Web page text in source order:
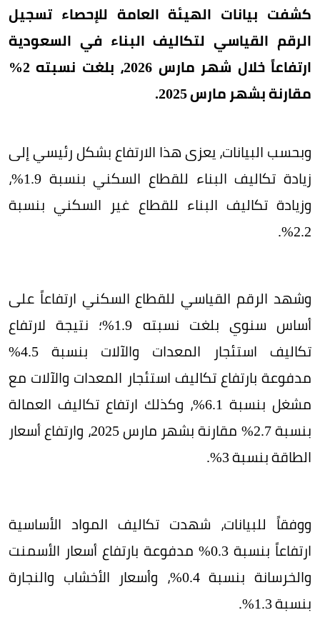
كشفت بيانات الهيئة العامة للإحصاء تسجيل
الرقم القياسي لتكاليف البناء في السعودية
ارتفاعاً خلال شهر مارس 2026، بلغت نسبته 2%
مقارنة بشهر مارس 2025.
وبحسب البيانات، يعزى هذا الارتفاع بشكل رئيسي إلى
زيادة تكاليف البناء للقطاع السكني بنسبة 1.9%،
وزيادة تكاليف البناء للقطاع غير السكني بنسبة
2.2%.
وشهد الرقم القياسي للقطاع السكني ارتفاعاً على
أساس سنوي بلغت نسبته 1.9%؛ نتيجة لارتفاع
تكاليف استئجار المعدات والآلات بنسبة 4.5%
مدفوعة بارتفاع تكاليف استئجار المعدات والآلات مع
مشغل بنسبة 6.1%، وكذلك ارتفاع تكاليف العمالة
بنسبة 2.7% مقارنة بشهر مارس 2025، وارتفاع أسعار
الطاقة بنسبة 3%.
ووفقاً للبيانات، شهدت تكاليف المواد الأساسية
ارتفاعاً بنسبة 0.3% مدفوعة بارتفاع أسعار الأسمنت
والخرسانة بنسبة 0.4%، وأسعار الأخشاب والنجارة
بنسبة 1.3%.